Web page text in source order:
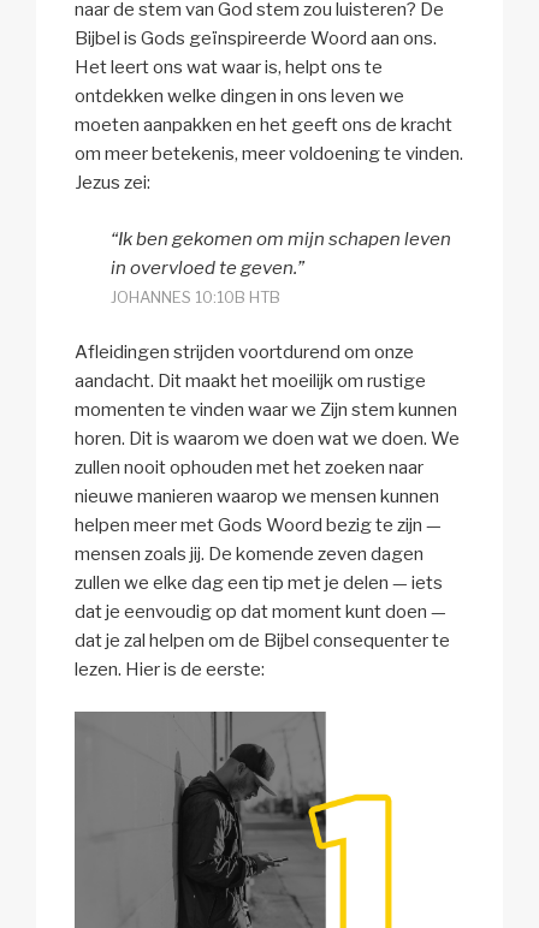
naar de stem van God stem zou luisteren? De
Bijbel is Gods geïnspireerde Woord aan ons.
Het leert ons wat waar is, helpt ons te
ontdekken welke dingen in ons leven we
moeten aanpakken en het geeft ons de kracht
om meer betekenis, meer voldoening te vinden.
Jezus zei:
“Ik ben gekomen om mijn schapen leven
in overvloed te geven.”
JOHANNES 10:10B HTB
Afleidingen strijden voortdurend om onze
aandacht. Dit maakt het moeilijk om rustige
momenten te vinden waar we Zijn stem kunnen
horen. Dit is waarom we doen wat we doen. We
zullen nooit ophouden met het zoeken naar
nieuwe manieren waarop we mensen kunnen
helpen meer met Gods Woord bezig te zijn —
mensen zoals jij. De komende zeven dagen
zullen we elke dag een tip met je delen — iets
dat je eenvoudig op dat moment kunt doen —
dat je zal helpen om de Bijbel consequenter te
lezen. Hier is de eerste: